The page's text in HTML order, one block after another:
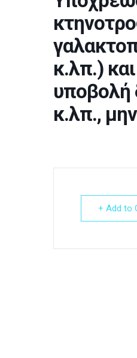
κ.λπ.)
υποβολή
κ.λπ.,
+ Add to